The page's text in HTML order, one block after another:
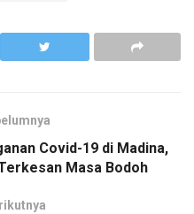
Covid-19 di Madina,
Masa Bodoh